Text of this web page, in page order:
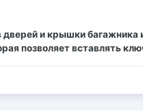
дверей и крышки
позволяет вставлять